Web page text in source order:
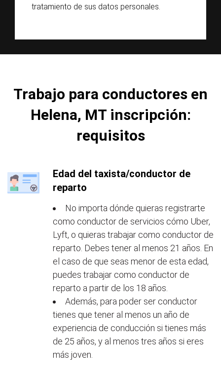
tratamiento de sus datos personales.
Trabajo para conductores en
Helena, MT inscripción:
requisitos
Edad del taxista/conductor de
reparto
No importa dónde quieras registrarte
como conductor de servicios cómo Uber,
Lyft, o quieras trabajar como conductor de
reparto. Debes tener al menos 21 años. En
el caso de que seas menor de esta edad,
puedes trabajar como conductor de
reparto a partir de los 18 años.
Además, para poder ser conductor
tienes que tener al menos un año de
experiencia de conducción si tienes más
de 25 años, y al menos tres años si eres
más joven.